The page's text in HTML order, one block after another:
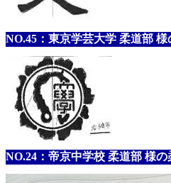
NO.45：東京学芸大学 柔道部
NO.24：帝京中学校 柔道部 様